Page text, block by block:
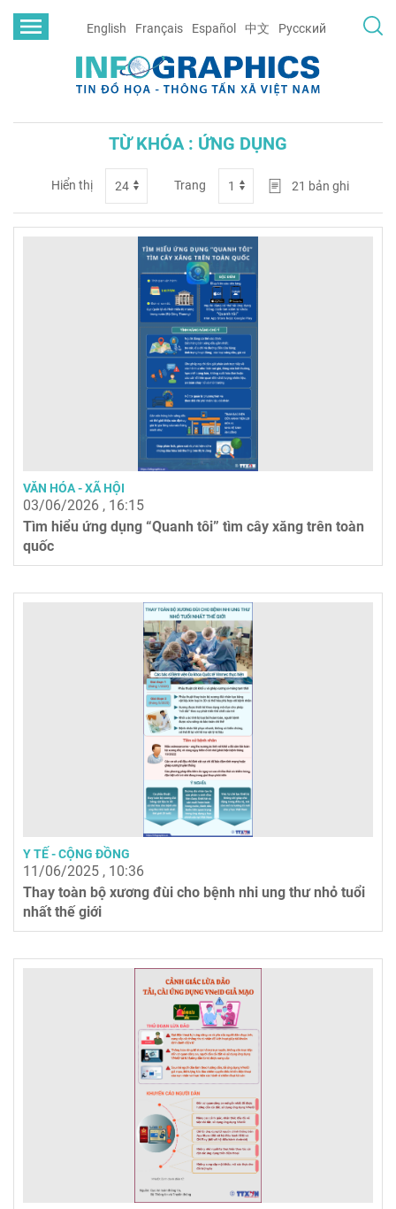
English Français Español 中文 Русский
TỪ KHÓA : ỨNG DỤNG
Hiển thị Trang 21 bản ghi
VĂN HÓA - XÃ HỘI
03/06/2026 , 16:15
Tìm hiểu ứng dụng “Quanh tôi” tìm cây xăng trên toàn
quốc
Y TẾ - CỘNG ĐỒNG
11/06/2025 , 10:36
Thay toàn bộ xương đùi cho bệnh nhi ung thư nhỏ tuổi
nhất thế giới